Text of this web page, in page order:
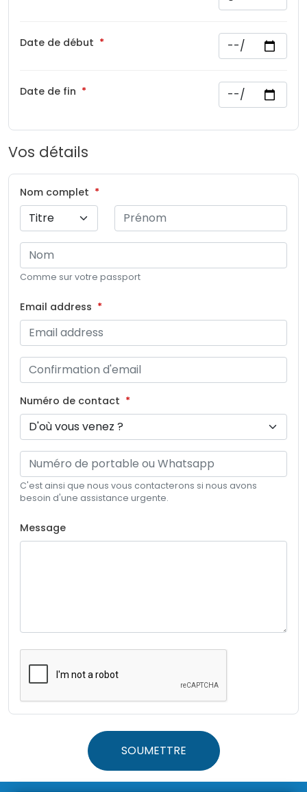
Date de début
Date de fin
Vos détails
Nom complet
Comme sur votre passport
Email address
Numéro de contact
C'est ainsi que nous vous contacterons si nous avons
besoin d'une assistance urgente.
Message
SOUMETTRE